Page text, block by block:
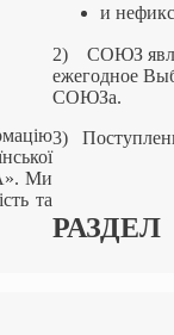
и
2) СОЮЗ
ежегодное
СОЮЗа.
3)
РАЗДЕЛ
Ми
та